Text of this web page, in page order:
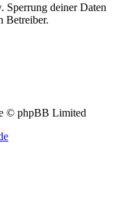
Sperrung deiner Daten
Betreiber.
© phpBB Limited